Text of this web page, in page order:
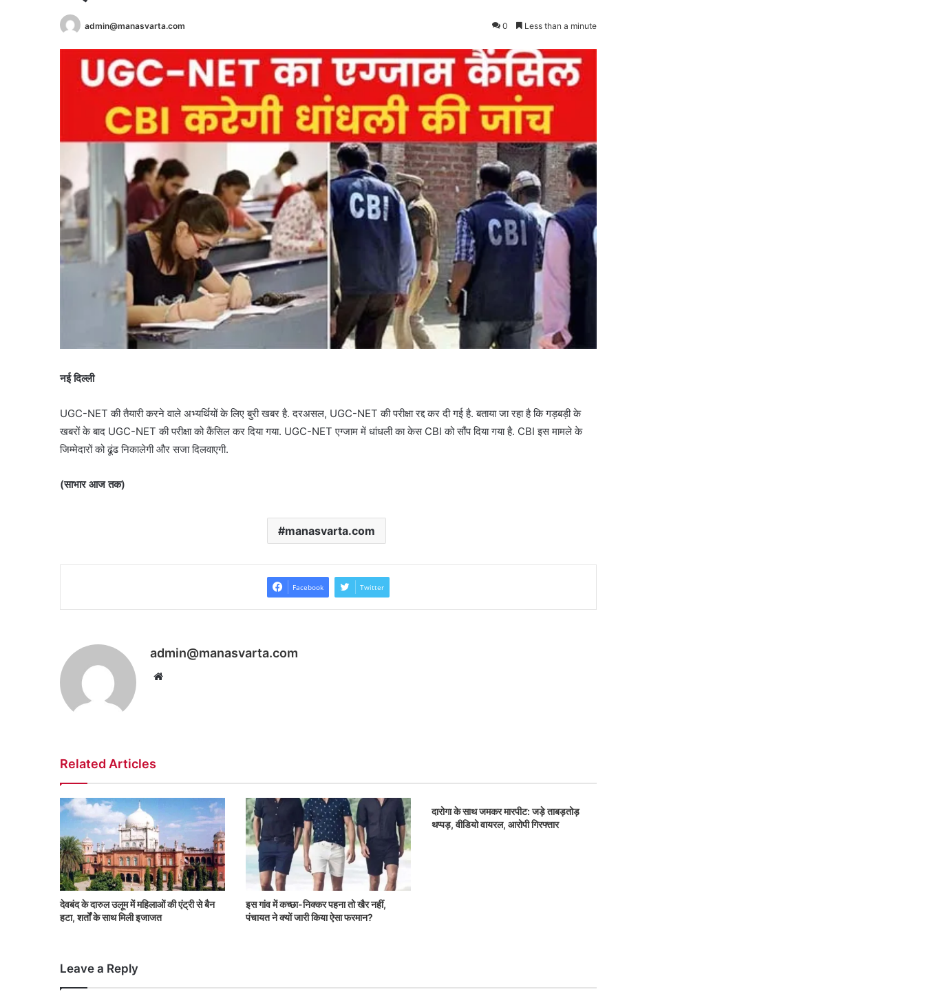
admin@manasvarta.com 0 Less than a minute
नई दिल्ली
UGC-NET की तैयारी करने वाले अभ्यर्थियों के लिए बुरी खबर है. दरअसल, UGC-NET की परीक्षा रद्द कर दी गई है. बताया जा रहा है कि गड़बड़ी के
खबरों के बाद UGC-NET की परीक्षा को कैंसिल कर दिया गया. UGC-NET एग्जाम में धांधली का केस CBI को सौंप दिया गया है. CBI इस मामले के
जिम्मेदारों को ढूंढ निकालेगी और सजा दिलवाएगी.
(साभार आज तक)
manasvarta.com
Facebook Twitter
admin@manasvarta.com
Website
Related Articles
देवबंद के दारुल उलूम में महिलाओं की एंट्री से बैन
हटा, शर्तों के साथ मिली इजाजत
इस गांव में कच्छा-निक्कर पहना तो खैर नहीं,
पंचायत ने क्यों जारी किया ऐसा फरमान?
दारोगा के साथ जमकर मारपीट: जड़े ताबड़तोड़
थप्पड़, वीडियो वायरल, आरोपी गिरफ्तार
Leave a Reply